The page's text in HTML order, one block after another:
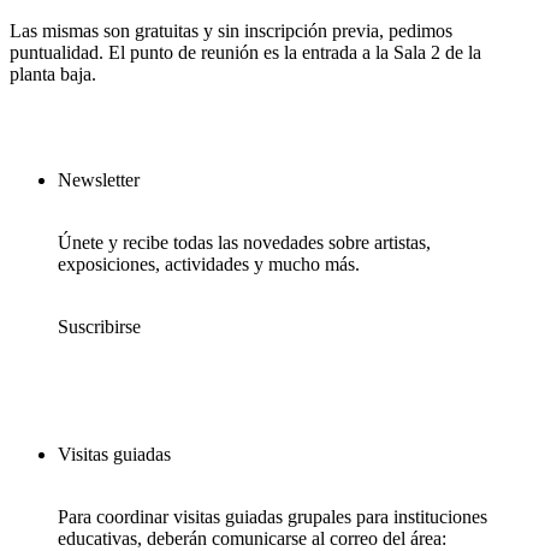
Las mismas son gratuitas y sin inscripción previa, pedimos
puntualidad. El punto de reunión es la entrada a la Sala 2 de la
planta baja.
Newsletter
Únete y recibe todas las novedades sobre artistas,
exposiciones, actividades y mucho más.
Suscribirse
Visitas guiadas
Para coordinar visitas guiadas grupales para instituciones
educativas, deberán comunicarse al correo del área: